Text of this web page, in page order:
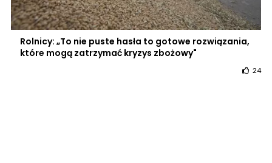
Rolnicy: „To nie puste hasła to gotowe rozwiązania,
które mogą zatrzymać kryzys zbożowy"
24